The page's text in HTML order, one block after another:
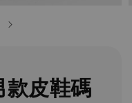
皮鞋碼